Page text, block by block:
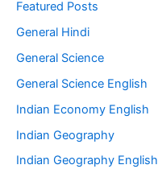
Featured Posts
General Hindi
General Science
General Science English
Indian Economy English
Indian Geography
Indian Geography English